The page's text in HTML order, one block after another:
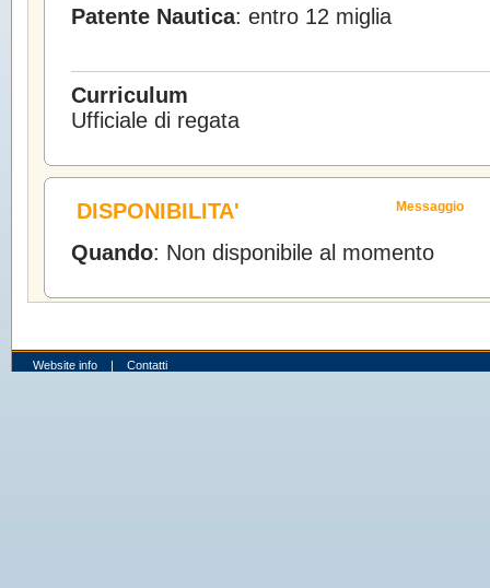
Patente Nautica: entro 12 miglia
Curriculum
Ufficiale di regata
Messaggio
DISPONIBILITA'
Quando: Non disponibile al momento
Website info | Contatti